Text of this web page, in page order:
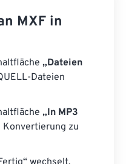
MXF in
„Dateien
Dateien
„In MP3
Konvertierung zu